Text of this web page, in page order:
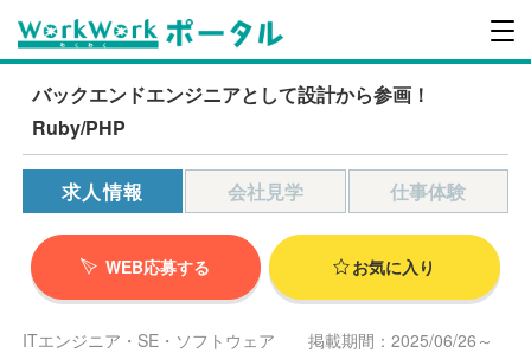
バックエンドエンジニアとして設計から参画！
Ruby/PHP
求人情報 会社見学 仕事体験
WEB応募する お気に入り
ITエンジニア・SE・ソフトウェア
掲載期間：2025/06/26～